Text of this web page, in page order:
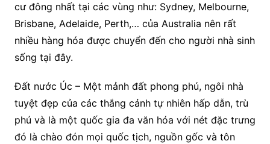
cư đông nhất tại các vùng như: Sydney, Melbourne,
Brisbane, Adelaide, Perth,… của Australia nên rất
nhiều hàng hóa được chuyển đến cho người nhà sinh
sống tại đây.
Đất nước Úc – Một mảnh đất phong phú, ngôi nhà
tuyệt đẹp của các thắng cảnh tự nhiên hấp dẫn, trù
phú và là một quốc gia đa văn hóa với nét đặc trưng
đó là chào đón mọi quốc tịch, nguồn gốc và tôn